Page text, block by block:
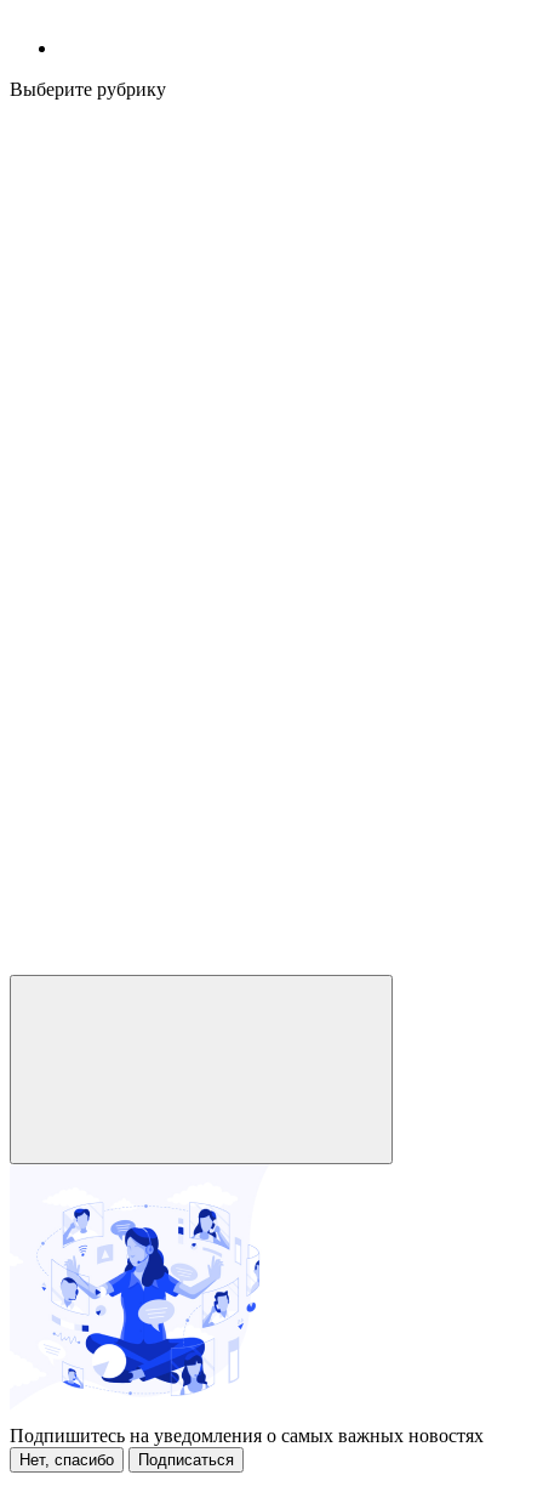
Выберите рубрику
Подпишитесь на уведомления о самых важных новостях
Нет, спасибо Подписаться